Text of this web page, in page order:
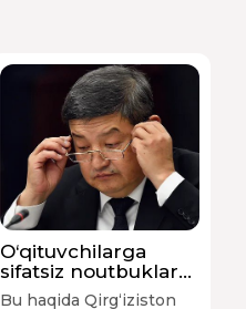
O‘qituvchilarga
sifatsiz noutbuklar
xarid qilingani
Bu haqida Qirg‘iziston